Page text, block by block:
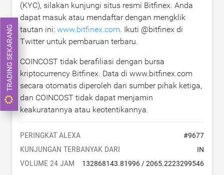
(KYC), silakan kunjungi situs resmi Bitfinex. Anda
dapat masuk atau mendaftar dengan mengklik
tautan ini: www.bitfinex.com. Ikuti @bitfinex di
Twitter untuk pembaruan terbaru.
COINCOST tidak berafiliasi dengan bursa
kriptocurrency Bitfinex. Data di www.bitfinex.com
secara otomatis diperoleh dari sumber pihak ketiga,
dan COINCOST tidak dapat menjamin
keakuratannya atau keotentikannya.
PERINGKAT ALEXA #9677
KUNJUNGAN TERBANYAK DARI IN
VOLUME 24 JAM 132868143.81996 /2065.2223299546
TRADING SEKARANG